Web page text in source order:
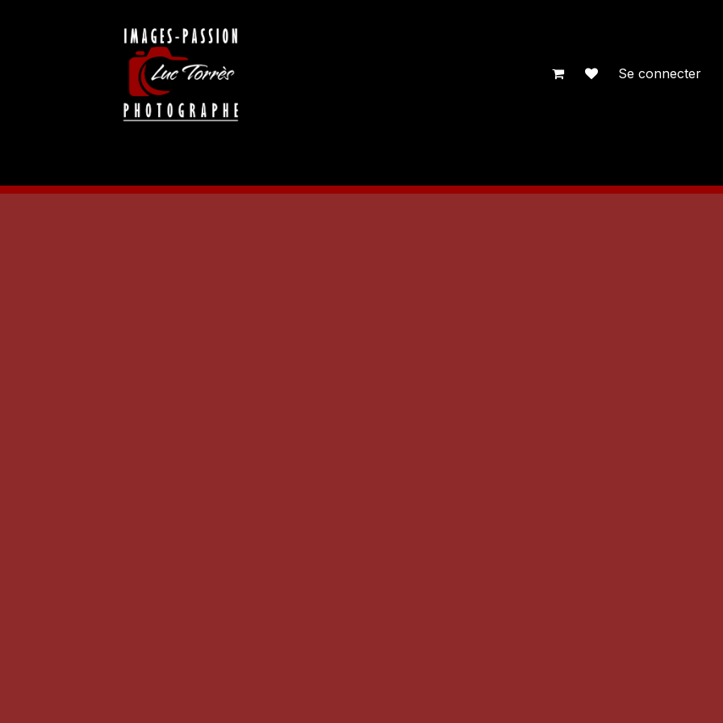
Se connecter